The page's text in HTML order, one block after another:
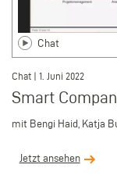
Chat
Chat | 1. Juni 2022
Smart
mit Bengi Haid, Katja
Jetzt ansehen